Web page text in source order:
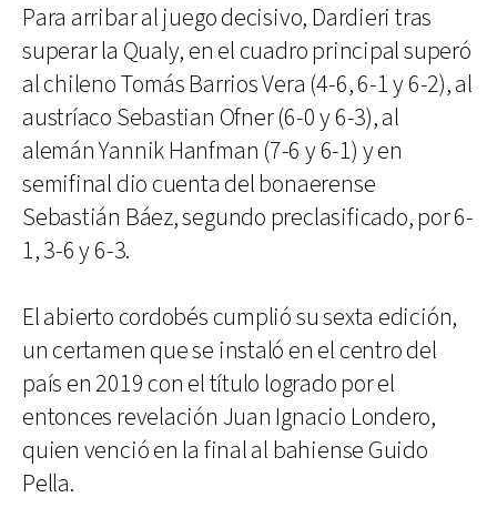
Para arribar al juego decisivo, Dardieri tras
superar la Qualy, en el cuadro principal superó
al chileno Tomás Barrios Vera (4-6, 6-1 y 6-2), al
austríaco Sebastian Ofner (6-0 y 6-3), al
alemán Yannik Hanfman (7-6 y 6-1) y en
semifinal dio cuenta del bonaerense
Sebastián Báez, segundo preclasificado, por 6-
1, 3-6 y 6-3.
El abierto cordobés cumplió su sexta edición,
un certamen que se instaló en el centro del
país en 2019 con el título logrado por el
entonces revelación Juan Ignacio Londero,
quien venció en la final al bahiense Guido
Pella.